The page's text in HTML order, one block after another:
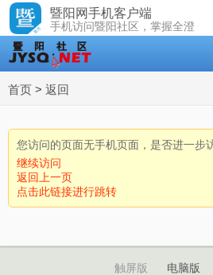
暨阳网手机客户端
手机访问暨阳社区，掌握全澄
首页 > 返回
您访问的页面无手机页面，是否进一步
继续访问
返回上一页
点击此链接进行跳转
触屏版 电脑版